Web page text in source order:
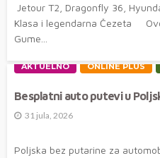
Jetour T2, Dragonfly 36,
Klasa i legendarna Čezeta
Gume...
AKTUELNO ONLINE PLUS
Besplatni auto putevi u
31 jula, 2026
Poljska bez putarine za